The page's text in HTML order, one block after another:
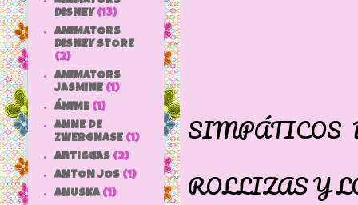
SIMPÁTICOS
ROLLIZAS Y
DISNEY (13)
ANIMATORS
DISNEY STORE
(2)
ANIMATORS
JASMINE (1)
ÁNIME (1)
ANNE DE
ZWERGNASE (1)
antiguas (2)
ANTON JOS (1)
ANUSKA (1)